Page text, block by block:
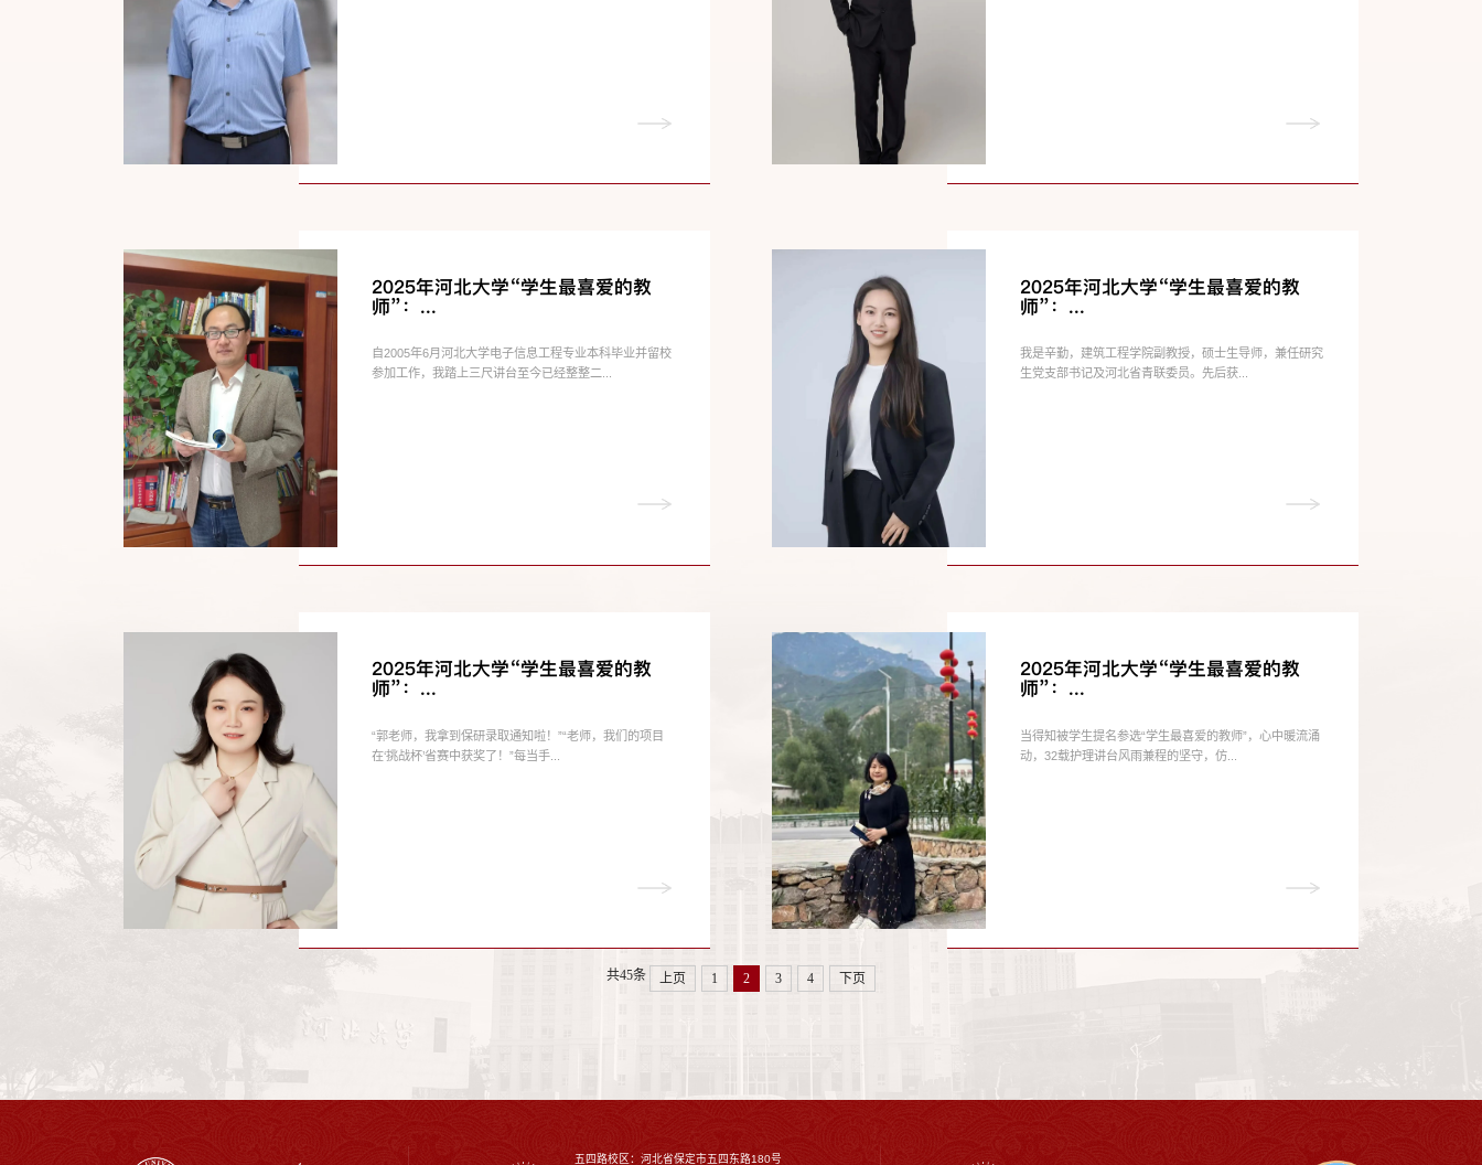
2025年河北大学“学生最喜爱的教
师”：...
自2005年6月河北大学电子信息工程专业本科毕业并留校
参加工作，我踏上三尺讲台至今已经整整二...
2025年河北大学“学生最喜爱的教
师”：...
我是辛勤，建筑工程学院副教授，硕士生导师，兼任研究
生党支部书记及河北省青联委员。先后获...
2025年河北大学“学生最喜爱的教
师”：...
“郭老师，我拿到保研录取通知啦！”“老师，我们的项目
在‘挑战杯’省赛中获奖了！”每当手...
2025年河北大学“学生最喜爱的教
师”：...
当得知被学生提名参选“学生最喜爱的教师”，心中暖流涌
动，32载护理讲台风雨兼程的坚守，仿...
共45条 上页 1 2 3 4 下页
五四路校区：河北省保定市五四东路180号